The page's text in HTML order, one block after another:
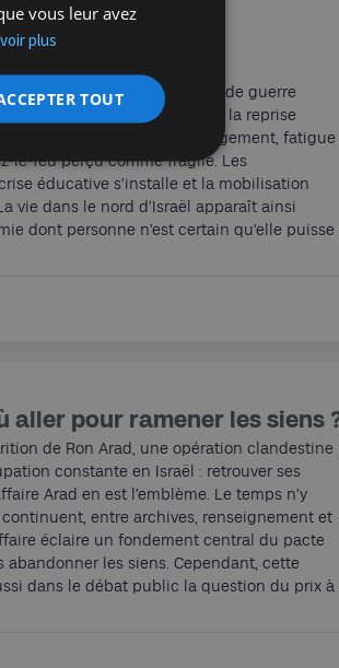
cessez-le-feu sans
calme après cinquante jours de guerre
ni la peur ni la colère. Derrière la reprise
oscillent entre soulagement, fatigue
le-feu perçu comme fragile. Les
éducative s’installe et la mobilisation
vie dans le nord d’Israël apparaît ainsi
dont personne n’est certain qu’elle puisse
aller pour ramener les siens
de Ron Arad, une opération clandestine
constante en Israël : retrouver ses
Arad en est l’emblème. Le temps n’y
entre archives, renseignement et
éclaire un fondement central du pacte
les siens. Cependant, cette
dans le débat public la question du prix à
vous leur avez
plus
TOUT